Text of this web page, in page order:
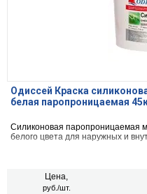
Одиссей Краска
белая паропроницаемая
Силиконовая паропроницаемая
белого цвета для наружных и
Цена,
руб./шт.